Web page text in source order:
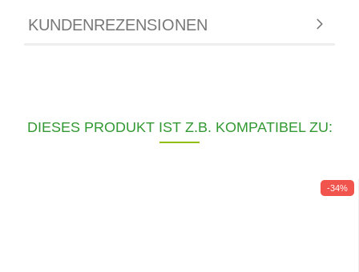
KUNDENREZENSIONEN
DIESES PRODUKT IST Z.B. KOMPATIBEL ZU:
-34%